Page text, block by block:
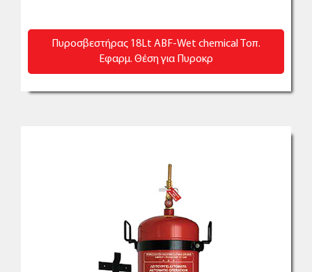
Πυροσβεστήρας 18Lt ABF-Wet chemical Τοπ.
Εφαρμ. Θέση για Πυροκρ